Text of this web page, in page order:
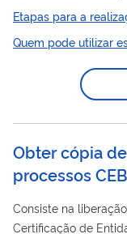
seletivo, matricular-se no
Etapas para a
Quem pode utilizar
Obter cópia
processos
Consiste na
Certificação de